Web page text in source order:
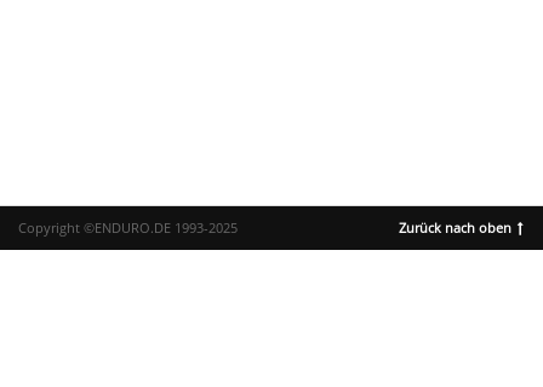
Copyright ©ENDURO.DE 1993-2025 Zurück nach oben